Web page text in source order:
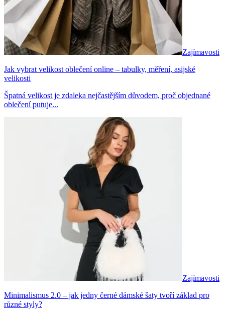
Zajímavosti
Jak vybrat velikost oblečení online – tabulky, měření, asijské
velikosti
Špatná velikost je zdaleka nejčastějším důvodem, proč objednané
oblečení putuje...
Zajímavosti
Minimalismus 2.0 – jak jedny černé dámské šaty tvoří základ pro
různé styly?